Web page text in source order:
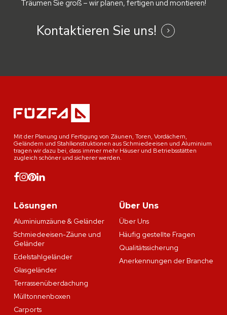
Träumen Sie groß – wir planen, fertigen und montieren!
Kontaktieren Sie uns!
Mit der Planung und Fertigung von Zäunen, Toren, Vordächern,
Geländern und Stahlkonstruktionen aus Schmiedeeisen und Aluminium
tragen wir dazu bei, dass immer mehr Häuser und Betriebsstätten
zugleich schöner und sicherer werden.
Lösungen
Aluminiumzäune & Geländer
Schmiedeeisen-Zäune und
Geländer
Edelstahlgeländer
Glasgeländer
Terrassenüberdachung
Mülltonnenboxen
Carports
Über Uns
Über Uns
Häufig gestellte Fragen
Qualitätssicherung
Anerkennungen der Branche